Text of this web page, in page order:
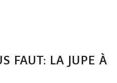
FAUT: LA JUPE À